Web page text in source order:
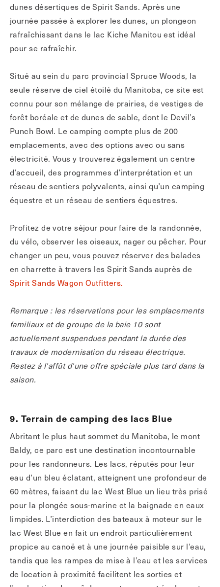
dunes désertiques de Spirit Sands. Après une
journée passée à explorer les dunes, un plongeon
rafraîchissant dans le lac Kiche Manitou est idéal
pour se rafraîchir.
Situé au sein du parc provincial Spruce Woods, la
seule réserve de ciel étoilé du Manitoba, ce site est
connu pour son mélange de prairies, de vestiges de
forêt boréale et de dunes de sable, dont le Devil’s
Punch Bowl. Le camping compte plus de 200
emplacements, avec des options avec ou sans
électricité. Vous y trouverez également un centre
d’accueil, des programmes d’interprétation et un
réseau de sentiers polyvalents, ainsi qu’un camping
équestre et un réseau de sentiers équestres.
Profitez de votre séjour pour faire de la randonnée,
du vélo, observer les oiseaux, nager ou pêcher. Pour
changer un peu, vous pouvez réserver des balades
en charrette à travers les Spirit Sands auprès de
Spirit Sands Wagon Outfitters.
Remarque : les réservations pour les emplacements
familiaux et de groupe de la baie 10 sont
actuellement suspendues pendant la durée des
travaux de modernisation du réseau électrique.
Restez à l'affût d'une offre spéciale plus tard dans la
saison.
9. Terrain de camping des lacs Blue
Abritant le plus haut sommet du Manitoba, le mont
Baldy, ce parc est une destination incontournable
pour les randonneurs. Les lacs, réputés pour leur
eau d’un bleu éclatant, atteignent une profondeur de
60 mètres, faisant du lac West Blue un lieu très prisé
pour la plongée sous-marine et la baignade en eaux
limpides. L’interdiction des bateaux à moteur sur le
lac West Blue en fait un endroit particulièrement
propice au canoë et à une journée paisible sur l’eau,
tandis que les rampes de mise à l’eau et les services
de location à proximité facilitent les sorties et